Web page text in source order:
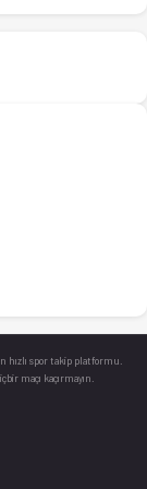
puan
hızlı spor takip platformu.
maçı kaçırmayın.